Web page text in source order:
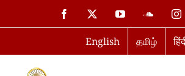
to
Facebook YouTube
English தமிழ்